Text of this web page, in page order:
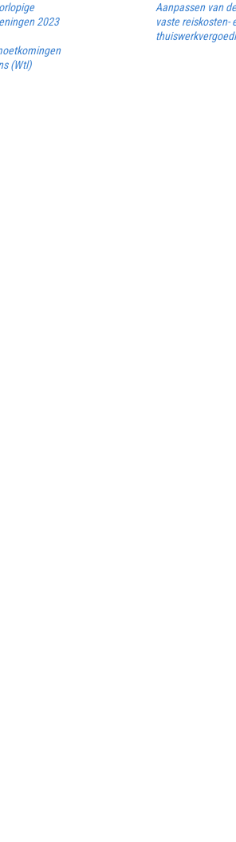
2023
(Wtl)
Aanpassen van de
vaste reiskosten-